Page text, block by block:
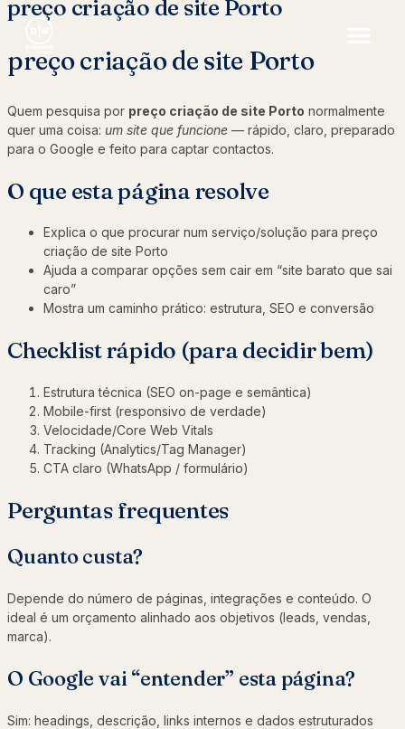
preço criação de site Porto
preço criação de site Porto
Quem pesquisa por preço criação de site Porto normalmente
quer uma coisa: um site que funcione — rápido, claro, preparado
para o Google e feito para captar contactos.
O que esta página resolve
Explica o que procurar num serviço/solução para preço
criação de site Porto
Ajuda a comparar opções sem cair em “site barato que sai
caro”
Mostra um caminho prático: estrutura, SEO e conversão
Checklist rápido (para decidir bem)
Estrutura técnica (SEO on-page e semântica)
Mobile-first (responsivo de verdade)
Velocidade/Core Web Vitals
Tracking (Analytics/Tag Manager)
CTA claro (WhatsApp / formulário)
Perguntas frequentes
Quanto custa?
Depende do número de páginas, integrações e conteúdo. O
ideal é um orçamento alinhado aos objetivos (leads, vendas,
marca).
O Google vai “entender” esta página?
Sim: headings, descrição, links internos e dados estruturados